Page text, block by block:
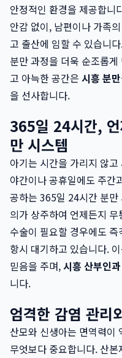
안정적인 환경을 제공합니
안감 없이, 남편이나 가족
고 출산에 임할 수 있습니
분만 과정을 더욱 순조롭
고 아늑한 공간은 시흥 분만
을 선사합니다.
365일 24시간,
만 시스템
아기는 시간을 가리지 않
야간이나 공휴일에도 주간
공하는 365일 24시간 분만
의가 상주하여 언제든지
수술이 필요할 경우에도
항시 대기하고 있습니다.
믿음을 주며,시흥 산부인
니다.
엄격한 감염 관리
산모와 신생아는 면역력이
무엇보다 중요합니다. 산